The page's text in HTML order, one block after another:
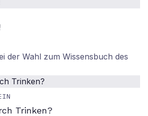
der Wahl zum Wissensbuch des
Trinken?